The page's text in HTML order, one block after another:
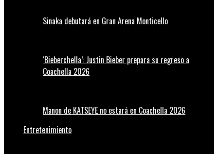
Sinaka debutará en Gran Arena Monticello
‘Bieberchella’: Justin Bieber prepara su regreso a
Coachella 2026
Manon de KATSEYE no estará en Coachella 2026
Entretenimiento